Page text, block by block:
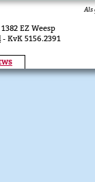
Als
EZ Weesp
- KvK 5156.2391